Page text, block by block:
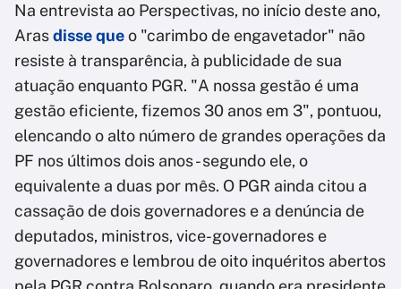
Na entrevista ao Perspectivas, no início deste ano,
Arasdisse queo "carimbo de engavetador" não
resiste à transparência, à publicidade de sua
atuação enquanto PGR. "A nossa gestão é uma
gestão eficiente, fizemos 30 anos em 3", pontuou,
elencando o alto número de grandes operações da
PF nos últimos dois anos - segundo ele, o
equivalente a duas por mês. O PGR ainda citou a
cassação de dois governadores e a denúncia de
deputados, ministros, vice-governadores e
governadores e lembrou de oito inquéritos abertos